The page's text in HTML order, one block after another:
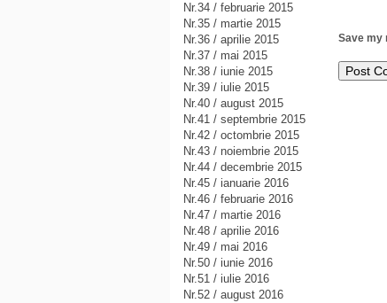
Save my
Nr.34 / februarie 2015
Nr.35 / martie 2015
Nr.36 / aprilie 2015
Nr.37 / mai 2015
Nr.38 / iunie 2015
Nr.39 / iulie 2015
Nr.40 / august 2015
Nr.41 / septembrie 2015
Nr.42 / octombrie 2015
Nr.43 / noiembrie 2015
Nr.44 / decembrie 2015
Nr.45 / ianuarie 2016
Nr.46 / februarie 2016
Nr.47 / martie 2016
Nr.48 / aprilie 2016
Nr.49 / mai 2016
Nr.50 / iunie 2016
Nr.51 / iulie 2016
Nr.52 / august 2016